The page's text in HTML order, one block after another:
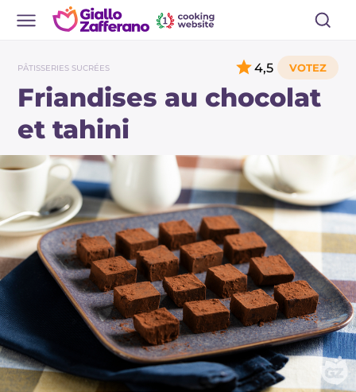
PÂTISSERIES SUCRÉES
Friandises au chocolat
et tahini
4,5